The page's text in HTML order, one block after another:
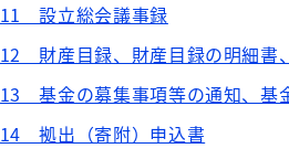
11 設立総会議事録
12 財産目録、財産目録の明細書
13 基金の募集事項等の通知、基
14 拠出（寄附）申込書